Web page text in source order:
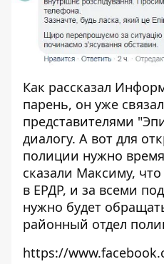
Как рассказал
парень, он уже
представителями
диалогу. А вот для
полиции нужно
сказали Максиму,
в ЕРДР, и за всеми
нужно будет
районный отдел
https://